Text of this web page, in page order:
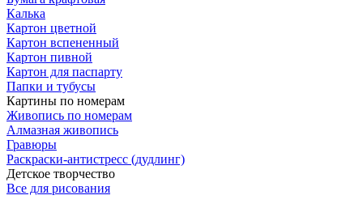
Калька
Картон цветной
Картон вспененный
Картон пивной
Картон для паспарту
Папки и тубусы
Картины по номерам
Живопись по номерам
Алмазная живопись
Гравюры
Раскраски-антистресс (дудлинг)
Детское творчество
Все для рисования